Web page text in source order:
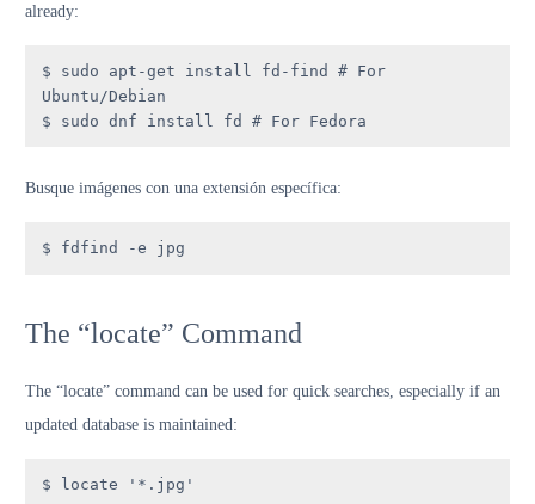
already:
$ sudo apt-get install fd-find # For
Ubuntu/Debian
$ sudo dnf install fd # For Fedora
Busque imágenes con una extensión específica:
$ fdfind -e jpg
The “locate” Command
The “locate” command can be used for quick searches, especially if an
updated database is maintained:
$ locate '*.jpg'